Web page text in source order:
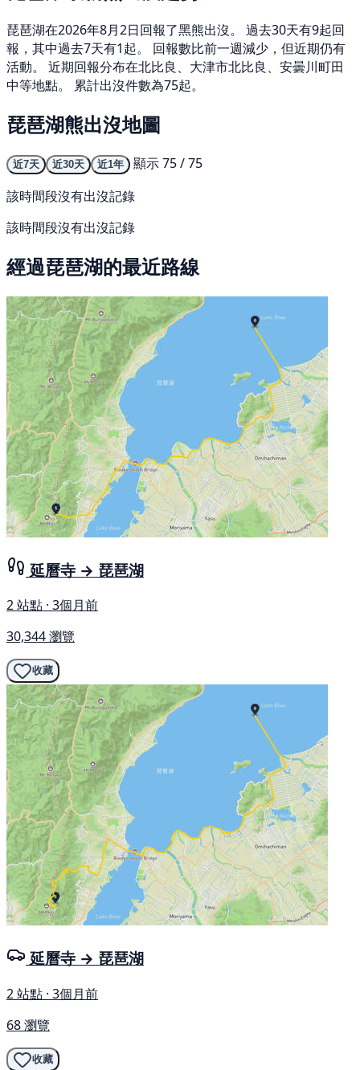
琵琶湖在2026年8月2日回報了黑熊出沒。 過去30天有9起回
報，其中過去7天有1起。 回報數比前一週減少，但近期仍有
活動。 近期回報分布在北比良、大津市北比良、安曇川町田
中等地點。 累計出沒件數為75起。
琵琶湖熊出沒地圖
近7天 近30天 近1年
顯示 75 / 75
該時間段沒有出沒記錄
該時間段沒有出沒記錄
經過琵琶湖的最近路線
延曆寺 → 琵琶湖
2 站點 · 3個月前
30,344 瀏覽
收藏
延曆寺 → 琵琶湖
2 站點 · 3個月前
68 瀏覽
收藏